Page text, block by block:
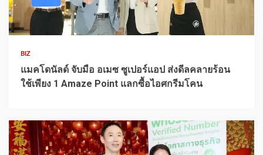
1 min read
BIZ
แมคโดนัลด์ จับมือ อเมซ ซูเปอร์แอป ส่งดีลคลายร้อน
ใช้เพียง 1 Amaze Point แลกซื้อไอศกรีมโคน